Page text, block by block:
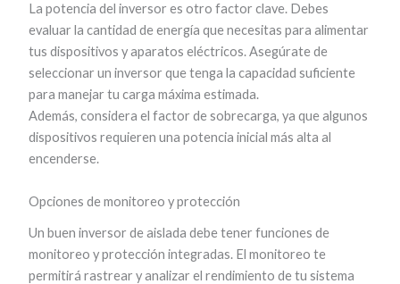
La potencia del inversor es otro factor clave. Debes
evaluar la cantidad de energía que necesitas para alimentar
tus dispositivos y aparatos eléctricos. Asegúrate de
seleccionar un inversor que tenga la capacidad suficiente
para manejar tu carga máxima estimada.
Además, considera el factor de sobrecarga, ya que algunos
dispositivos requieren una potencia inicial más alta al
encenderse.
Opciones de monitoreo y protección
Un buen inversor de aislada debe tener funciones de
monitoreo y protección integradas. El monitoreo te
permitirá rastrear y analizar el rendimiento de tu sistema